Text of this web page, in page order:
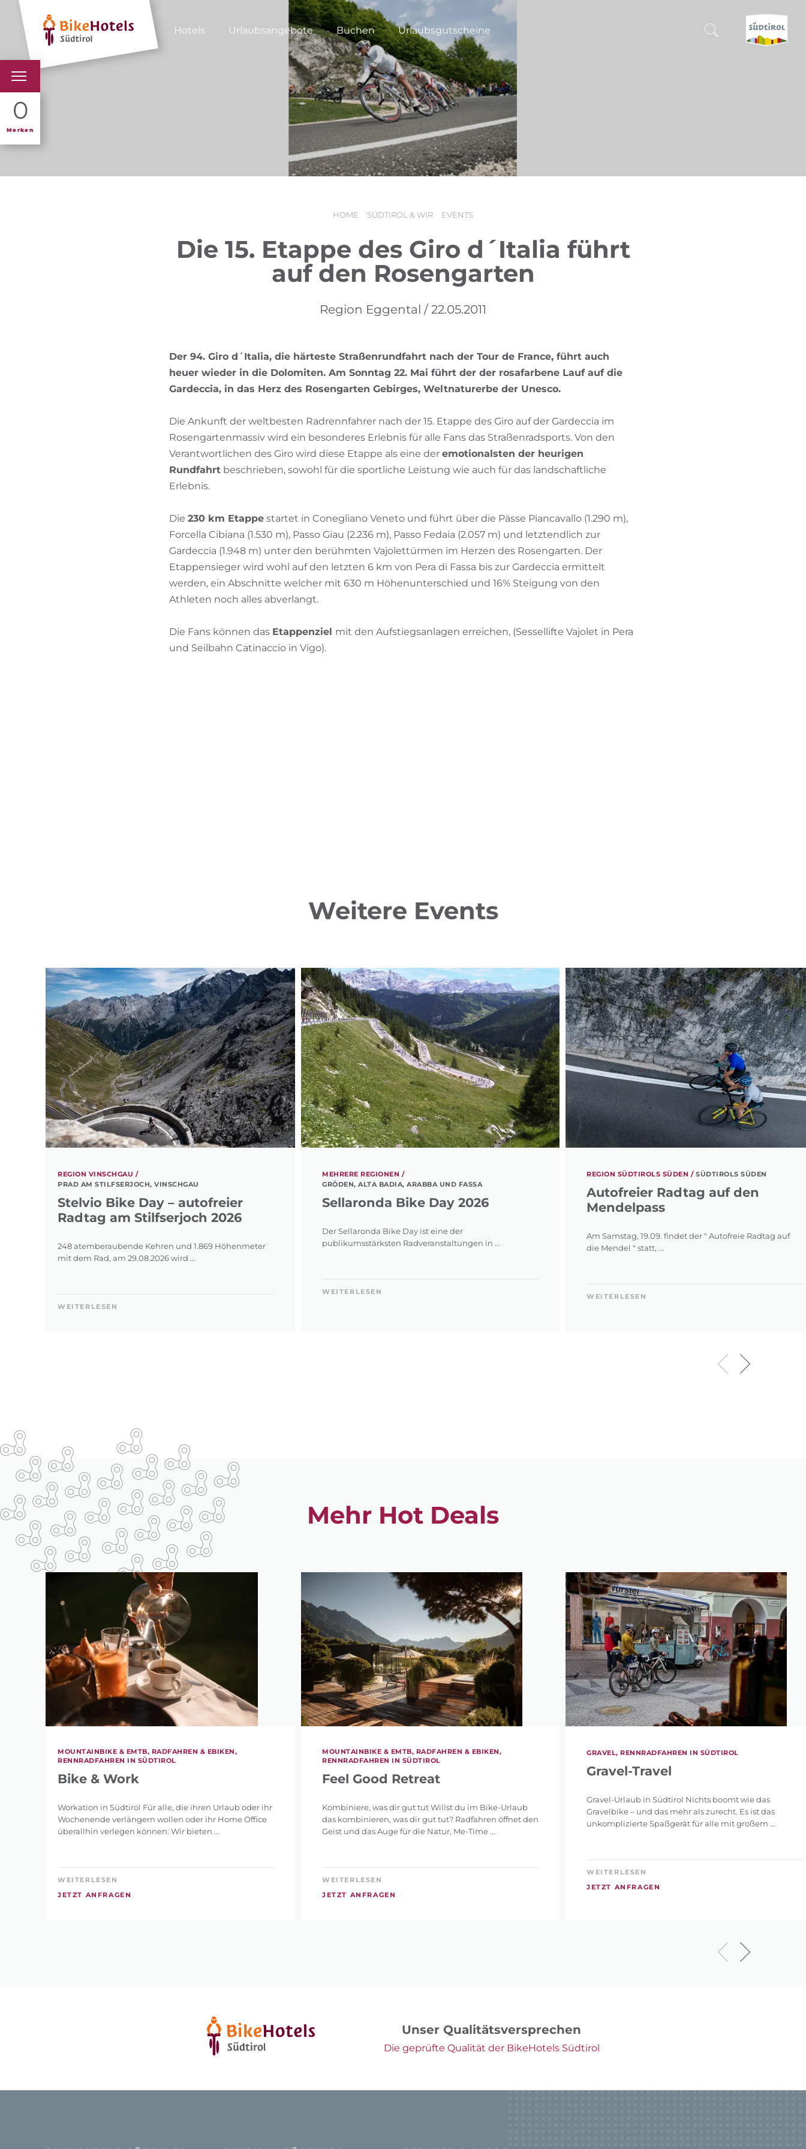
Hotels Urlaubsangebote Buchen Urlaubsgutscheine
0
Merken
HOME SÜDTIROL & WIR EVENTS
Die 15. Etappe des Giro d´Italia führt
auf den Rosengarten
Region Eggental / 22.05.2011
Der 94. Giro d´Italia, die härteste Straßenrundfahrt nach der Tour de France, führt auch
heuer wieder in die Dolomiten. Am Sonntag 22. Mai führt der der rosafarbene Lauf auf die
Gardeccia, in das Herz des Rosengarten Gebirges, Weltnaturerbe der Unesco.
Die Ankunft der weltbesten Radrennfahrer nach der 15. Etappe des Giro auf der Gardeccia im
Rosengartenmassiv wird ein besonderes Erlebnis für alle Fans das Straßenradsports. Von den
Verantwortlichen des Giro wird diese Etappe als eine der emotionalsten der heurigen
Rundfahrt beschrieben, sowohl für die sportliche Leistung wie auch für das landschaftliche
Erlebnis.
Die 230 km Etappe startet in Conegliano Veneto und führt über die Pässe Piancavallo (1.290 m),
Forcella Cibiana (1.530 m), Passo Giau (2.236 m), Passo Fedaia (2.057 m) und letztendlich zur
Gardeccia (1.948 m) unter den berühmten Vajolettürmen im Herzen des Rosengarten. Der
Etappensieger wird wohl auf den letzten 6 km von Pera di Fassa bis zur Gardeccia ermittelt
werden, ein Abschnitte welcher mit 630 m Höhenunterschied und 16% Steigung von den
Athleten noch alles abverlangt.
Die Fans können das Etappenziel mit den Aufstiegsanlagen erreichen, (Sessellifte Vajolet in Pera
und Seilbahn Catinaccio in Vigo).
Weitere Events
REGION VINSCHGAU /
PRAD AM STILFSERJOCH, VINSCHGAU
Stelvio Bike Day – autofreier
Radtag am Stilfserjoch 2026
248 atemberaubende Kehren und 1.869 Höhenmeter
mit dem Rad, am 29.08.2026 wird ...
WEITERLESEN
MEHRERE REGIONEN /
GRÖDEN, ALTA BADIA, ARABBA UND FASSA
Sellaronda Bike Day 2026
Der Sellaronda Bike Day ist eine der
publikumsstärksten Radveranstaltungen in ...
WEITERLESEN
REGION SÜDTIROLS SÜDEN / SÜDTIROLS SÜDEN
Autofreier Radtag auf den
Mendelpass
Am Samstag, 19.09. findet der " Autofreie Radtag auf
die Mendel " statt, ...
WEITERLESEN
Mehr Hot Deals
MOUNTAINBIKE & EMTB, RADFAHREN & EBIKEN,
RENNRADFAHREN IN SÜDTIROL
Bike & Work
Workation in Südtirol Für alle, die ihren Urlaub oder ihr
Wochenende verlängern wollen oder ihr Home Office
überallhin verlegen können: Wir bieten ...
WEITERLESEN
JETZT ANFRAGEN
MOUNTAINBIKE & EMTB, RADFAHREN & EBIKEN,
RENNRADFAHREN IN SÜDTIROL
Feel Good Retreat
Kombiniere, was dir gut tut Willst du im Bike-Urlaub
das kombinieren, was dir gut tut? Radfahren öffnet den
Geist und das Auge für die Natur, Me-Time ...
WEITERLESEN
JETZT ANFRAGEN
GRAVEL, RENNRADFAHREN IN SÜDTIROL
Gravel-Travel
Gravel-Urlaub in Südtirol Nichts boomt wie das
Gravelbike – und das mehr als zurecht. Es ist das
unkomplizierte Spaßgerät für alle mit großem ...
WEITERLESEN
JETZT ANFRAGEN
Unser Qualitätsversprechen
Die geprüfte Qualität der BikeHotels Südtirol